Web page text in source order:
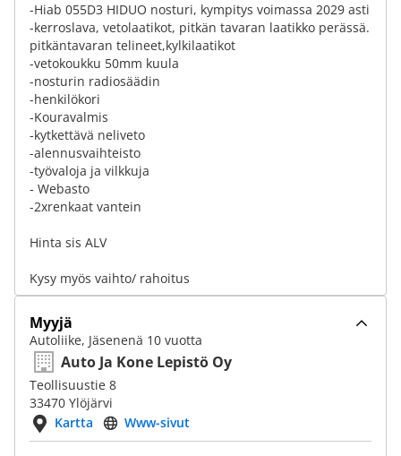
-Hiab 055D3 HIDUO nosturi, kympitys voimassa 2029 asti
-kerroslava, vetolaatikot, pitkän tavaran laatikko perässä.
pitkäntavaran telineet,kylkilaatikot
-vetokoukku 50mm kuula
-nosturin radiosäädin
-henkilökori
-Kouravalmis
-kytkettävä neliveto
-alennusvaihteisto
-työvaloja ja vilkkuja
- Webasto
-2xrenkaat vantein
Hinta sis ALV
Kysy myös vaihto/ rahoitus
Myyjä
Autoliike, Jäsenenä 10 vuotta
Auto Ja Kone Lepistö Oy
Teollisuustie 8
33470 Ylöjärvi
Kartta
Www-sivut